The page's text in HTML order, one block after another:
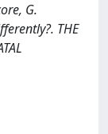
G.
THE